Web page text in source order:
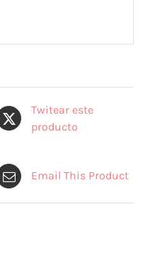
Twitear este
producto
Email This Product